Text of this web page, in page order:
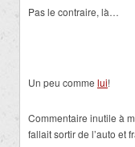
Pas le contraire, là…
Un peu comme lui!
Commentaire inutile à
fallait sortir de l’auto et